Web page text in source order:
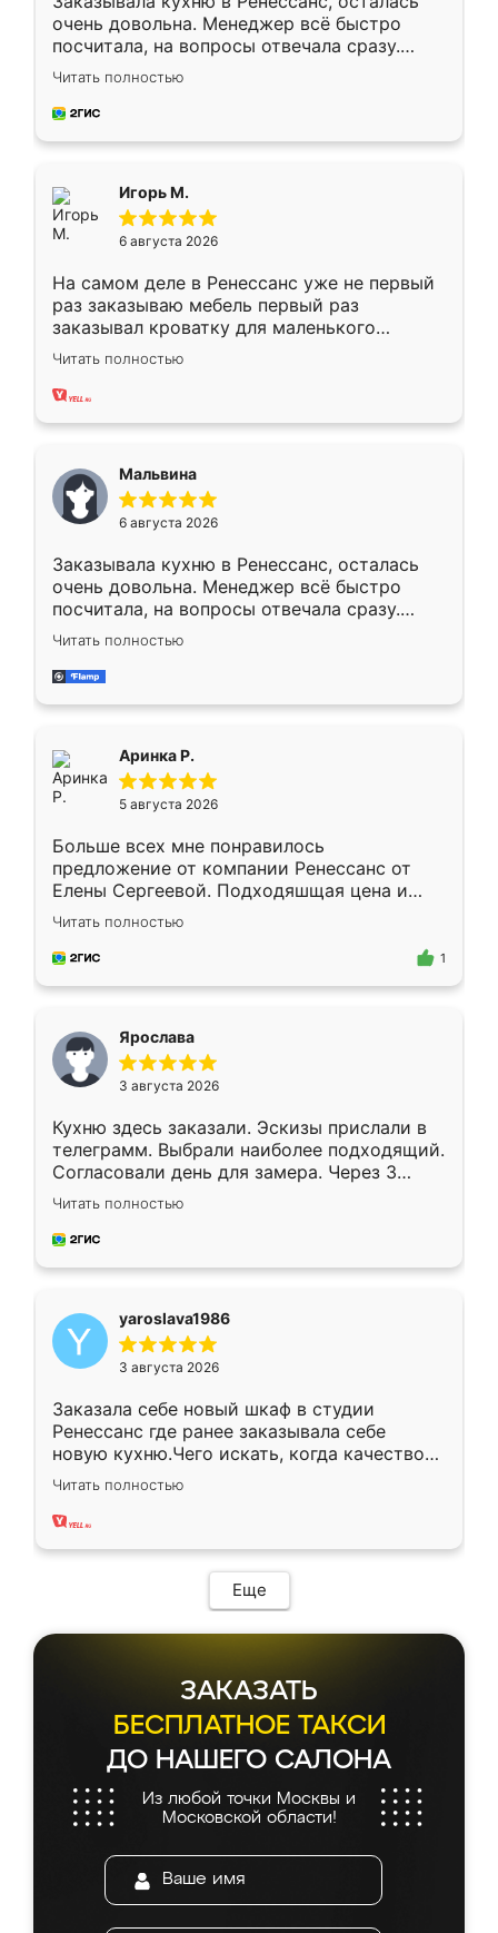
очень довольна. Менеджер всё быстро
посчитала, на вопросы отвечала сразу.
Замерщик приехал в субботу, подошёл к
делу со всей ответственностью. Собрали
за день, ребята работали аккуратно, даже
Читать полностью
Игорь М.
6 августа 2026
На самом деле в Ренессанс уже не первый
раз заказываю мебель первый раз
заказывал кроватку для маленького
ребёнка при его рождении ,во второй раз
заказал шкаф-купе. По качеству очень
хорошее сборка достаточно быстрая,
меньше, здесь же он более разнообразный.
Мне нравится ,если что-то потребуется из
мебели буду заказывать только здесь.
Читать полностью
Мальвина
6 августа 2026
Заказывала кухню в Ренессанс, осталась
очень довольна. Менеджер всё быстро
посчитала, на вопросы отвечала сразу.
Замерщик приехал в субботу, подошёл к
делу со всей ответственностью. Собрали
за день, ребята работали аккуратно, даже
Читать полностью
Аринка Р.
5 августа 2026
Больше всех мне понравилось
предложение от компании Ренессанс от
Елены Сергеевой. Подходяшщая цена и
короткие сроки изготовления. Приехавший
для замера сотрудник Владислав
предложил по моему эскизу самый
Читать полностью
1
Ярослава
3 августа 2026
Кухню здесь заказали. Эскизы прислали в
телеграмм. Выбрали наиболее подходящий.
Согласовали день для замера. Через 3
недели кухня была уже готова. Остались
довольны работой. Спасибо Ренессанс
мебель за качественную работу!
Читать полностью
yaroslava1986
3 августа 2026
Заказала себе новый шкаф в студии
Ренессанс где ранее заказывала себе
новую кухню.Чего искать, когда качеством
вполне довольна. Служит кухня уже почти
два года, нареканий нет.
Читать полностью
Еще
ЗАКАЗАТЬ
БЕСПЛАТНОЕ ТАКСИ
ДО НАШЕГО САЛОНА
Из любой точки Москвы и
Московской области!